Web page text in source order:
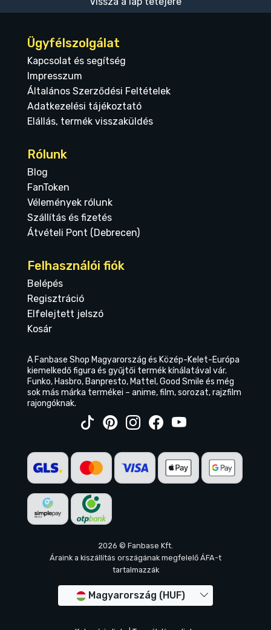
Ügyfélszolgálat
Kapcsolat és segítség
Impresszum
Általános Szerződési Feltételek
Adatkezelési tájékoztató
Elállás, termék visszaküldés
Rólunk
Blog
FanToken
Vélemények rólunk
Szállítás és fizetés
Átvételi Pont (Debrecen)
Felhasználói fiók
Belépés
Regisztráció
Elfelejtett jelszó
Kosár
A Fanbase Shop Magyarország és Közép-Kelet-Európa
kiemelkedő figura és gyűjtői termék kínálatával vár.
Funko, Hasbro, Banpresto, Mattel, Good Smile és még
sok más márka termékei – anime, film, sorozat, rajzfilm
rajongóknak.
2026 © Fanbase Kft.
Áraink a kiszállítás országának megfelelő ÁFA-t
tartalmazzák
Magyarország (HUF)